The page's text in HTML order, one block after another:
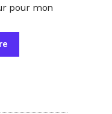
pour mon